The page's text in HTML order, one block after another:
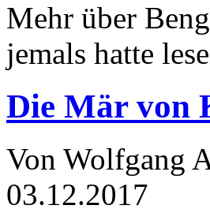
Mehr über
jemals hatte
Die Mär von
Von Wolfgang
03.12.2017